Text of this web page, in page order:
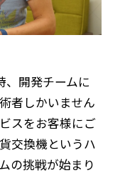
、開発チームに
者しかいません
スをお客様にご
交換機というハ
の挑戦が始まり